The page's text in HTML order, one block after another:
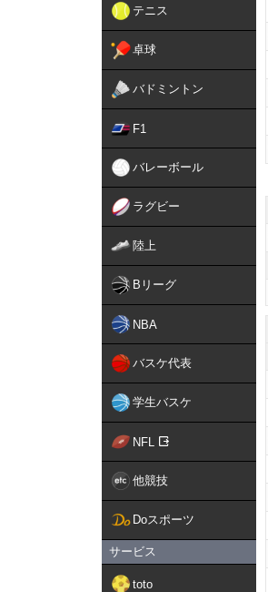
テニス
卓球
バドミントン
F1
バレーボール
ラグビー
陸上
Bリーグ
NBA
バスケ代表
学生バスケ
NFL
他競技
Doスポーツ
サービス
toto